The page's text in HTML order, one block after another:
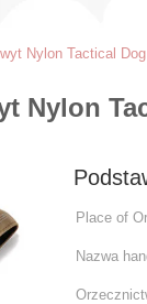
Nylon Tactical
Nylon
Place of
Nazwa